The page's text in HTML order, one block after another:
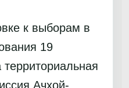
к выборам в
19
Ачхой-